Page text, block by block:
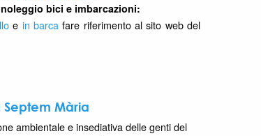
bici e imbarcazioni:
e in barcafare riferimento al sito web del
Septem Mària
ambientale e insediativa delle genti del